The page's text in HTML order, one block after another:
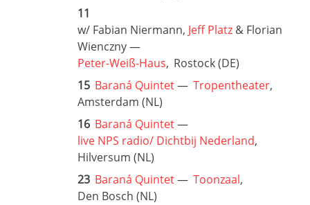
11
w/ Fabian Niermann, Jeff Platz & Florian
Wienczny —
Peter-Weiß-Haus, Rostock (DE)
15 Baraná Quintet— Tropentheater,
Amsterdam (NL)
16 Baraná Quintet—
live NPS radio/ Dichtbij Nederland,
Hilversum (NL)
23 Baraná Quintet— Toonzaal,
Den Bosch (NL)